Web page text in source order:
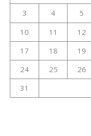
3
4 5
10
11 12
17
18 19
24
25 26
31